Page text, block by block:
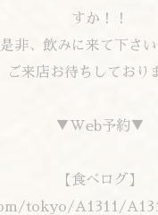
すか！！
是非、飲みに来て下さい
ご来店お待ちしており
▼Web予約▼
【食べログ】
tokyo/A1311/